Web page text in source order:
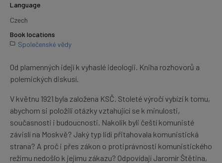
Language
Czech
Book locations
Společenské vědy
Od plamenných idejí k vyhaslé ideologii. Kniha rozhovorů a
polemických diskusí.
V květnu 1921 byla založena KSČ. Stoleté výročí vybízí k tomu,
abychom si položili otázky vztahující se k minulosti,
současnosti i budoucnosti. Nakolik byli čeští komunisté
závislí na Moskvě? Jaký typ lidí přitahovala komunistická
strana? A proč i přes zákon o protiprávnosti komunistického
režimu nedošlo k jejímu zákazu? Odpovídají Jaromír Štětina,